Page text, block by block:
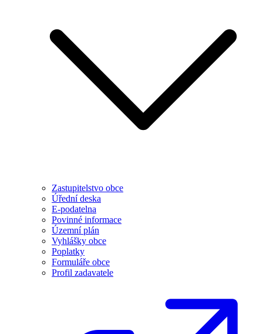
Zastupitelstvo obce
Úřední deska
E-podatelna
Povinné informace
Územní plán
Vyhlášky obce
Poplatky
Formuláře obce
Profil zadavatele